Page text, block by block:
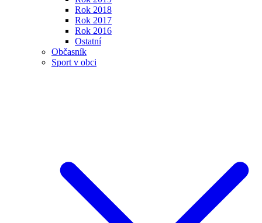
Rok 2018
Rok 2017
Rok 2016
Ostatní
Občasník
Sport v obci